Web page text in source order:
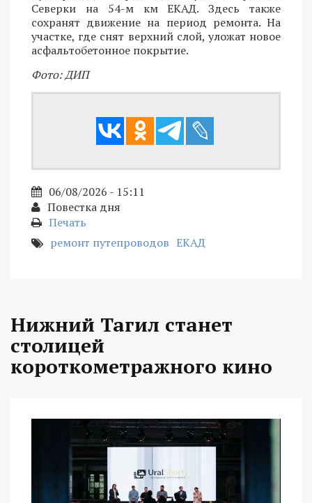
Северки на 54-м км ЕКАД. Здесь также
сохранят движение на период ремонта. На
участке, где снят верхний слой, уложат новое
асфальтобетонное покрытие.
Фото: ДИП
06/08/2026 - 15:11
Повестка дня
Печать
ремонт путепроводов ЕКАД
Нижний Тагил станет
столицей
короткометражного кино